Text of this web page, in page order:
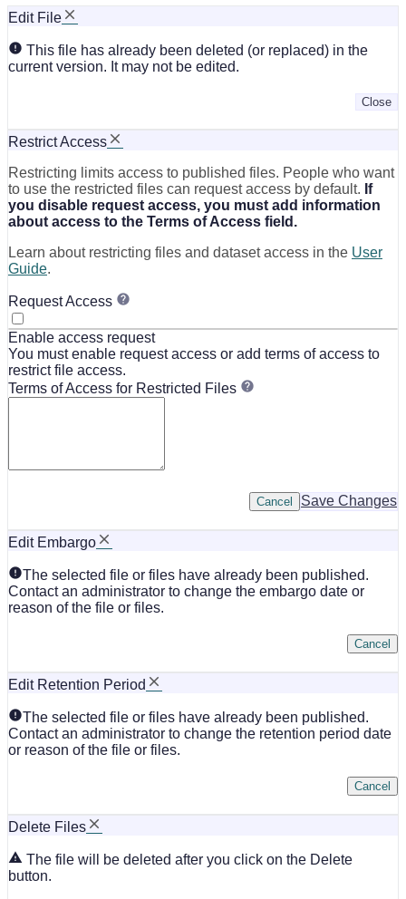
Edit File
This file has already been deleted (or replaced) in the
current version. It may not be edited.
Close
Restrict Access
Restricting limits access to published files. People who want
to use the restricted files can request access by default. If
you disable request access, you must add information
about access to the Terms of Access field.
Learn about restricting files and dataset access in the User
Guide.
Request Access
Enable access request
You must enable request access or add terms of access to
restrict file access.
Terms of Access for Restricted Files
Save Changes
Cancel
Edit Embargo
The selected file or files have already been published.
Contact an administrator to change the embargo date or
reason of the file or files.
Cancel
Edit Retention Period
The selected file or files have already been published.
Contact an administrator to change the retention period date
or reason of the file or files.
Cancel
Delete Files
The file will be deleted after you click on the Delete
button.